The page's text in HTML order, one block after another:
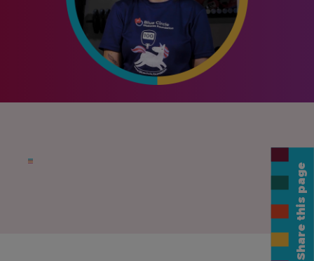
Share this page